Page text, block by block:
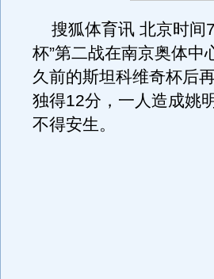
搜狐体育讯 北京时间
杯”第二战在南京奥体
久前的斯坦科维奇杯后
独得12分，一人造成姚
不得安生。